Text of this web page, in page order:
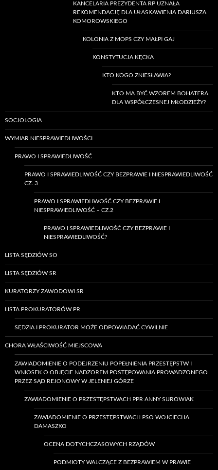
KANCELARIA PREZYDENTA RP UZNAŁA
REKOMENDACJĘ DLA UŁASKAWIENIA DARIUSZA
KOMOROWSKIEGO
KOLONIA Z MOPS CZY MAŁPI GAJ
KONSTYTUCJA KĘCKA
KTO KOGO ZNIESŁAWIA?
KTO MA BYĆ WZOREM BOHATERA
DLA WSPÓŁCZESNEJ MŁODZIEŻY?
SOCJOLOGIA
WYMIAR NIESPRAWIEDLIWOŚCI
PRAWO I SPRAWIEDLIWOŚĆ
PRAWO I SPRAWIEDLIWOŚĆ CZY BEZPRAWIE I NIESPRAWIEDLIWOŚĆ
CZ. 3
PRAWO I SPRAWIEDLIWOŚĆ CZY BEZPRAWIE I
NIESPRAWIEDLIWOŚĆ – CZ.2
PRAWO I SPRAWIEDLIWOŚĆ CZY BEZPRAWIE I
NIESPRAWIEDLIWOŚĆ?
LISTA SĘDZIÓW SO
LISTA SĘDZIÓW SR
KURATORZY ZAWODOWI SR
LISTA PROKURATORÓW PR
SĘDZIA I PROKURATOR MOŻE ODPOWIADAĆ CYWILNIE
CHORA WŁAŚCIWOŚĆ MIEJSCOWA
ZAWIADOMIENIE O PODEJRZENIU POPEŁNIENIA PRZESTĘPSTW I
WNIOSEK O OBJĘCIE NADZOREM POSTĘPOWANIA PROWADZONEGO
PRZEZ SĄD REJONOWY W JELENIEJ GÓRZE
ZAWIADOMIENIE O PRZESTĘPSTWACH PPR ANNY SUROWIAK
ZAWIADOMIENIE O PRZESTĘPSTWACH PSO WOJCIECHA
DAMASZKO
OCENA DOTYCHCZASOWYCH RZĄDÓW
PODMIOTY WALCZĄCE Z BEZPRAWIEM W PRAWIE